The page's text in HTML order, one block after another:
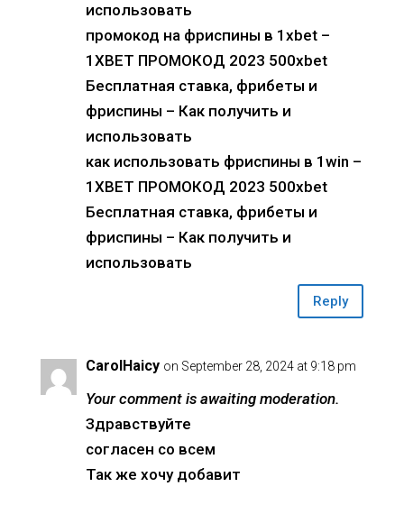
использовать
промокод на фриспины в 1xbet –
1XBET ПРОМОКОД 2023 500xbet
Бесплатная ставка, фрибеты и
фриспины – Как получить и
использовать
как использовать фриспины в 1win –
1XBET ПРОМОКОД 2023 500xbet
Бесплатная ставка, фрибеты и
фриспины – Как получить и
использовать
Reply
CarolHaicy on September 28, 2024 at 9:18 pm
Your comment is awaiting moderation.
Здравствуйте
согласен со всем
Так же хочу добавит